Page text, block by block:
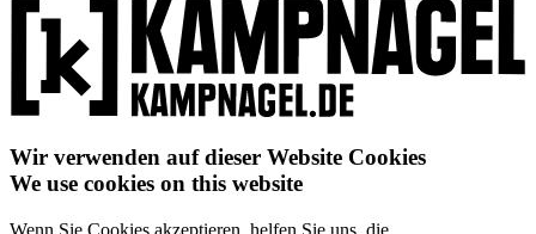
Wir verwenden auf dieser Website Cookies
We use cookies on this website
Wenn Sie Cookies akzeptieren, helfen Sie uns, die